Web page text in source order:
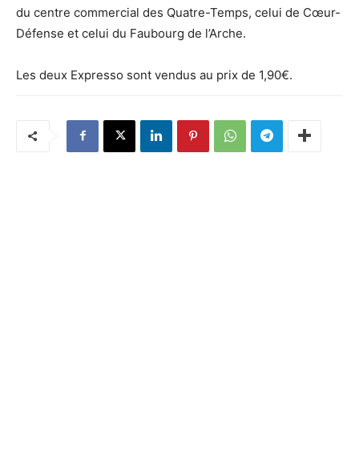
du centre commercial des Quatre-Temps, celui de Cœur-
Défense et celui du Faubourg de l’Arche.
Les deux Expresso sont vendus au prix de 1,90€.